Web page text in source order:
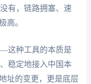
有，链路拥塞、速
高。
种工具的本质是
稳定地接入中国本
址的变更，更是底层